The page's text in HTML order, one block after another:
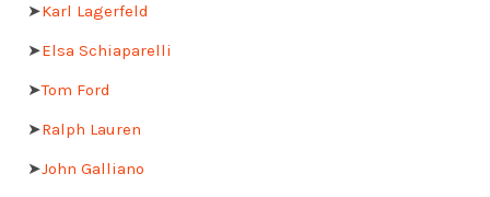
➤Karl Lagerfeld
➤Elsa Schiaparelli
➤Tom Ford
➤Ralph Lauren
➤John Galliano